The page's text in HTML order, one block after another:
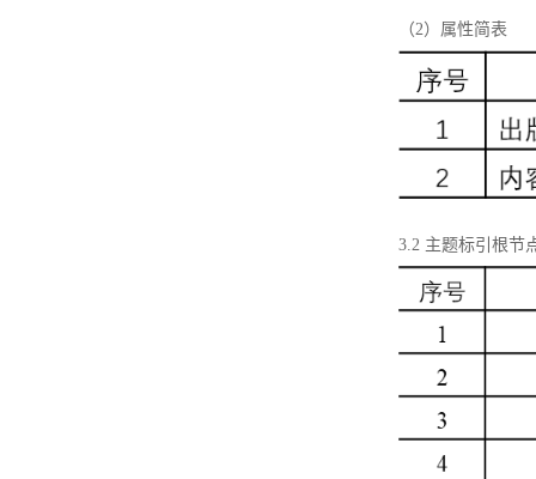
（2）属性简表
3.2 主题标引根节